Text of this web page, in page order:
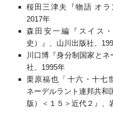
桜田三津夫『物語 オラ
2017年
森田安一編『スイス
史）』、山川出版社、
川口博『身分制国家と
社、1995年
栗原福也「十六・十七
ネーデルラント連邦共和
版）＜１５＞近代２』、